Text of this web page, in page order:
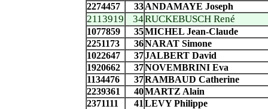
2274457
33 ANDAMAYE Joseph
2113919 34RUCKEBUSCH René
1077859 35MICHEL Jean-Claude
2251173
36NARAT Simone
1022647
37JALBERT David
1920662
37NOVEMBRINI Eva
1134476
37RAMBAUD Catherine
2239361
40MARTZ Alain
2371111
41 LEVY Philippe